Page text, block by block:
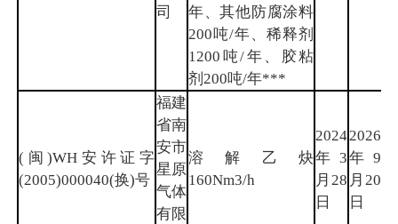
司
年、其他防腐涂料
200吨/年、稀释剂
1200吨/年、胶粘
剂200吨/年***
(闽)WH安许证字
(2005)000040(换)号
福建
省南
安市
星原
气体
有限
溶解乙炔
160Nm3/h
2024
年3
月28
日
2026
年9
月20
日